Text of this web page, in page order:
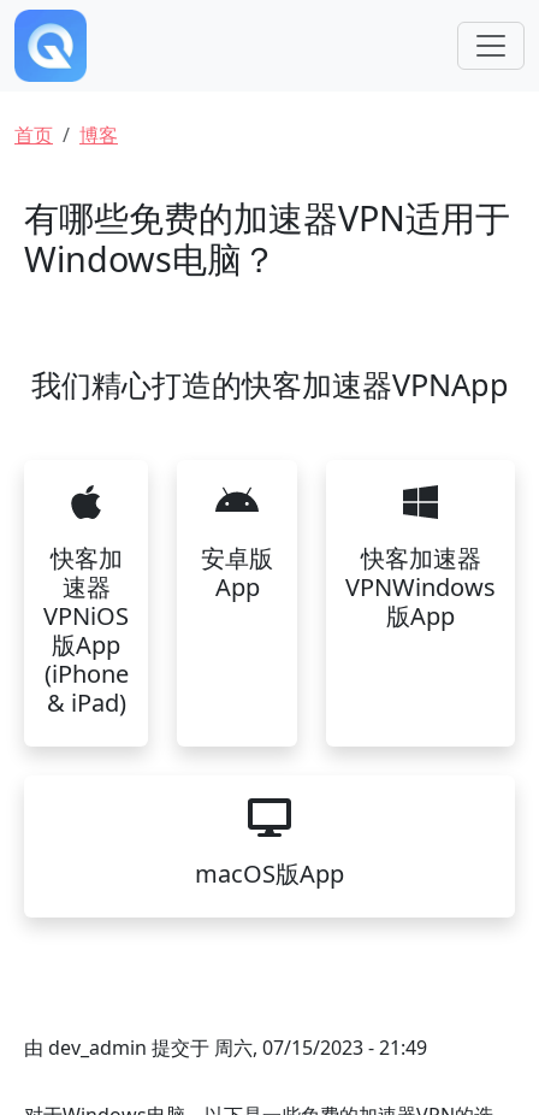
跳转到主要内容
面包屑
首页 博客
有哪些免费的加速器VPN适用于
Windows电脑？
我们精心打造的快客加速器VPNApp
快客加
速器
VPNiOS
版App
(iPhone
& iPad)
安卓版
App
快客加速器
VPNWindows
版App
macOS版App
由 dev_admin 提交于 周六, 07/15/2023 - 21:49